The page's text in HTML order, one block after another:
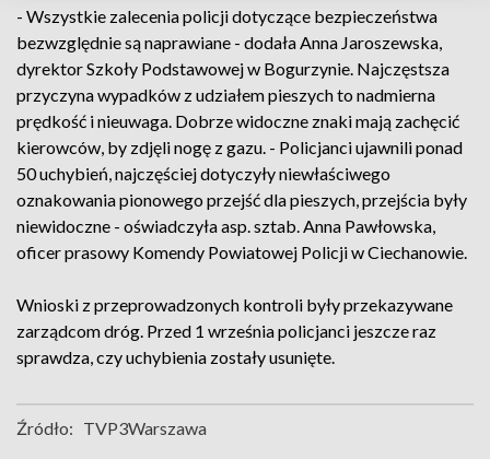
- Wszystkie zalecenia policji dotyczące bezpieczeństwa
bezwzględnie są naprawiane - dodała Anna Jaroszewska,
dyrektor Szkoły Podstawowej w Bogurzynie. Najczęstsza
przyczyna wypadków z udziałem pieszych to nadmierna
prędkość i nieuwaga. Dobrze widoczne znaki mają zachęcić
kierowców, by zdjęli nogę z gazu. - Policjanci ujawnili ponad
50 uchybień, najczęściej dotyczyły niewłaściwego
oznakowania pionowego przejść dla pieszych, przejścia były
niewidoczne - oświadczyła asp. sztab. Anna Pawłowska,
oficer prasowy Komendy Powiatowej Policji w Ciechanowie.
Wnioski z przeprowadzonych kontroli były przekazywane
zarządcom dróg. Przed 1 września policjanci jeszcze raz
sprawdza, czy uchybienia zostały usunięte.
Źródło: TVP3Warszawa